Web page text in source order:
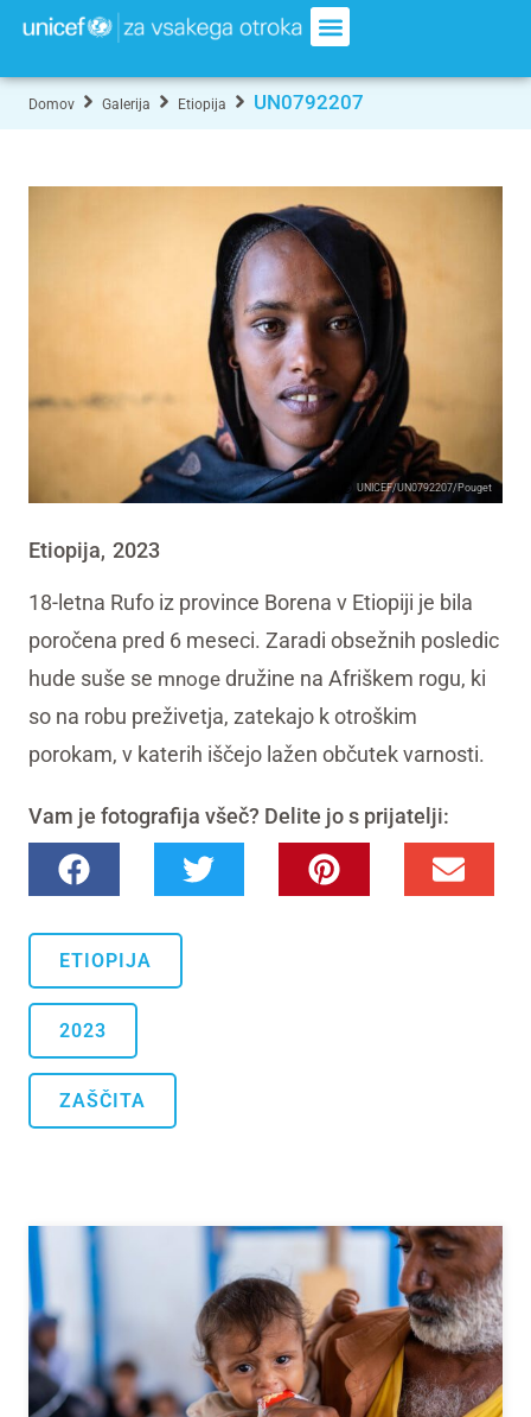
Domov Galerija Etiopija UN0792207
UNICEF/UN0792207/Pouget
Etiopija, 2023
18-letna Rufo iz province Borena v Etiopiji je bila
poročena pred 6 meseci. Zaradi obsežnih posledic
hude suše se mnoge družine na Afriškem rogu, ki
so na robu preživetja, zatekajo k otroškim
porokam, v katerih iščejo lažen občutek varnosti.
Vam je fotografija všeč? Delite jo s prijatelji:
ETIOPIJA
2023
ZAŠČITA